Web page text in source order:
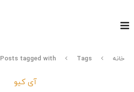
خانه Tags Posts tagged with "آی کیو"
آی کیو